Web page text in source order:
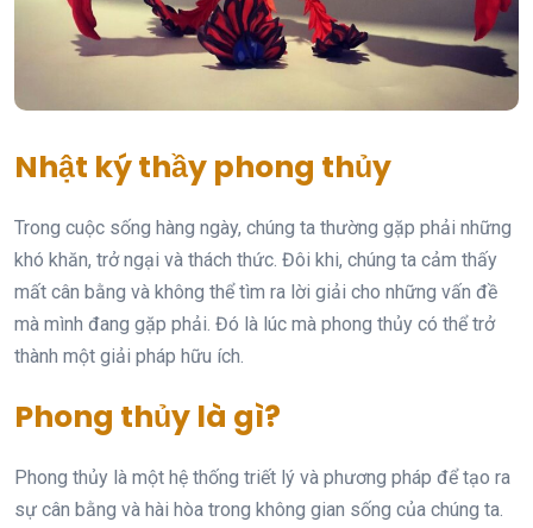
Nhật ký thầy phong thủy
Trong cuộc sống hàng ngày, chúng ta thường gặp phải những
khó khăn, trở ngại và thách thức. Đôi khi, chúng ta cảm thấy
mất cân bằng và không thể tìm ra lời giải cho những vấn đề
mà mình đang gặp phải. Đó là lúc mà phong thủy có thể trở
thành một giải pháp hữu ích.
Phong thủy là gì?
Phong thủy là một hệ thống triết lý và phương pháp để tạo ra
sự cân bằng và hài hòa trong không gian sống của chúng ta.